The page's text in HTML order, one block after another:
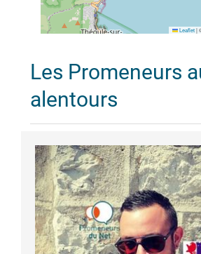
Leaflet |
Les Promeneurs
alentours